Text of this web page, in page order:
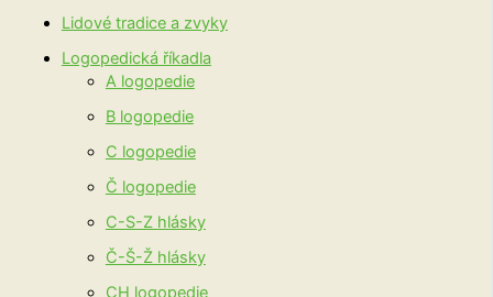
Lidové tradice a zvyky
Logopedická říkadla
A logopedie
B logopedie
C logopedie
Č logopedie
C-S-Z hlásky
Č-Š-Ž hlásky
CH logopedie